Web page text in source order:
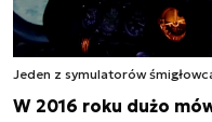
Jeden z symulatorów
W 2016 roku dużo